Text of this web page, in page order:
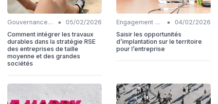
Gouvernance durable •
05/02/2026
Comment intégrer les travaux
durables dans la stratégie RSE
des entreprises de taille
moyenne et des grandes
sociétés
Engagement communautaire •
04/02/2026
Saisir les opportunités
d’implantation sur le territoire
pour l’entreprise